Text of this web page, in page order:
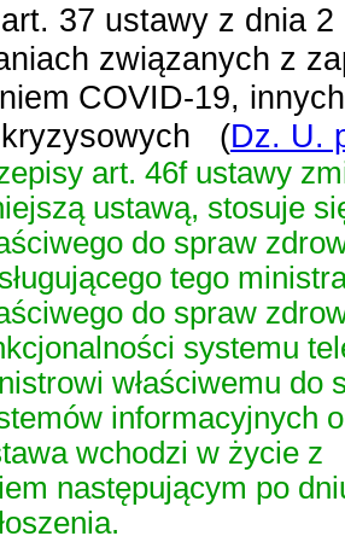
37 ustawy z dnia
związanych z
COVID-19,
(Dz. U.
art. 46f ustawy
ustawą, stosuje
do spraw
tego
do spraw
systemu
właściwemu do
informacyjnych
wchodzi w życie z
następującym po